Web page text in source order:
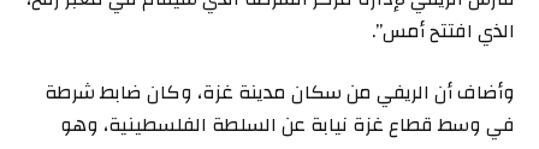
الذي افتتح أمس”.
وأضاف أن الريفي من سكان مدينة غزة، وكان ضابط شرطة
في وسط قطاع غزة نيابة عن السلطة الفلسطينية، وهو